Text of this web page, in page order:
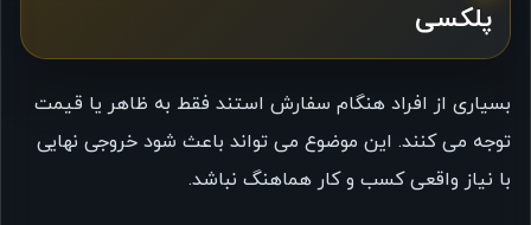
پلکسی
بسیاری از افراد هنگام سفارش استند فقط به ظاهر یا قیمت
توجه می کنند. این موضوع می تواند باعث شود خروجی نهایی
با نیاز واقعی کسب و کار هماهنگ نباشد.